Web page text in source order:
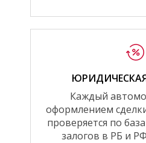
Каждый
оформлением
проверяется по
залогов в РБ и